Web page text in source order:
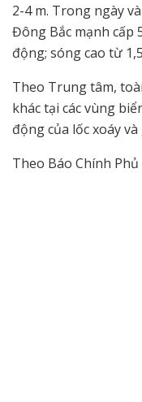
2-4 m. Trong ngày
Đông Bắc mạnh cấp
động; sóng cao từ
Theo Trung tâm,
khác tại các vùng
động của lốc xoáy
Theo Báo Chính Phủ